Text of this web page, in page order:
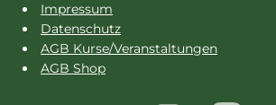
Impressum
Datenschutz
AGB Kurse/Veranstaltungen
AGB Shop